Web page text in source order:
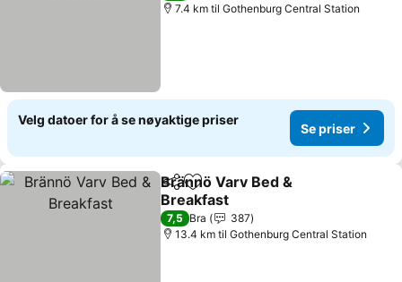
7.4 km til Gothenburg Central Station
Velg datoer for å se nøyaktige priser
Se priser
Del Legg til i favoritter
Brännö Varv Bed &
Breakfast
7,5 Bra
387
13.4 km til Gothenburg Central Station